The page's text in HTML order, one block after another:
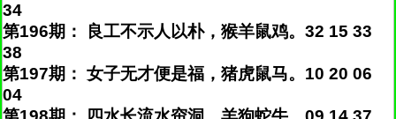
34
第196期： 良工不示人以朴，猴羊鼠鸡。32 15 33
38
第197期： 女子无才便是福，猪虎鼠马。10 20 06
04